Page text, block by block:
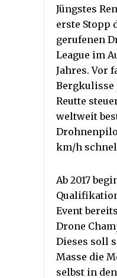
Jüngstes
erste Stopp
gerufenen
League im
Jahres. Vor
Reutte
weltweit
km/h
Ab 2017
Event
Drone
Dieses soll
Masse die
selbst in